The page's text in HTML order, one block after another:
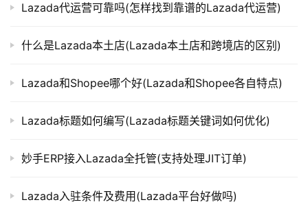
Lazada代运营可靠吗(怎样找到靠谱的Lazada代运营)
什么是Lazada本土店(Lazada本土店和跨境店的区别)
Lazada和Shopee哪个好(Lazada和Shopee各自特点)
Lazada标题如何编写(Lazada标题关键词如何优化)
妙手ERP接入Lazada全托管(支持处理JIT订单)
Lazada入驻条件及费用(Lazada平台好做吗)